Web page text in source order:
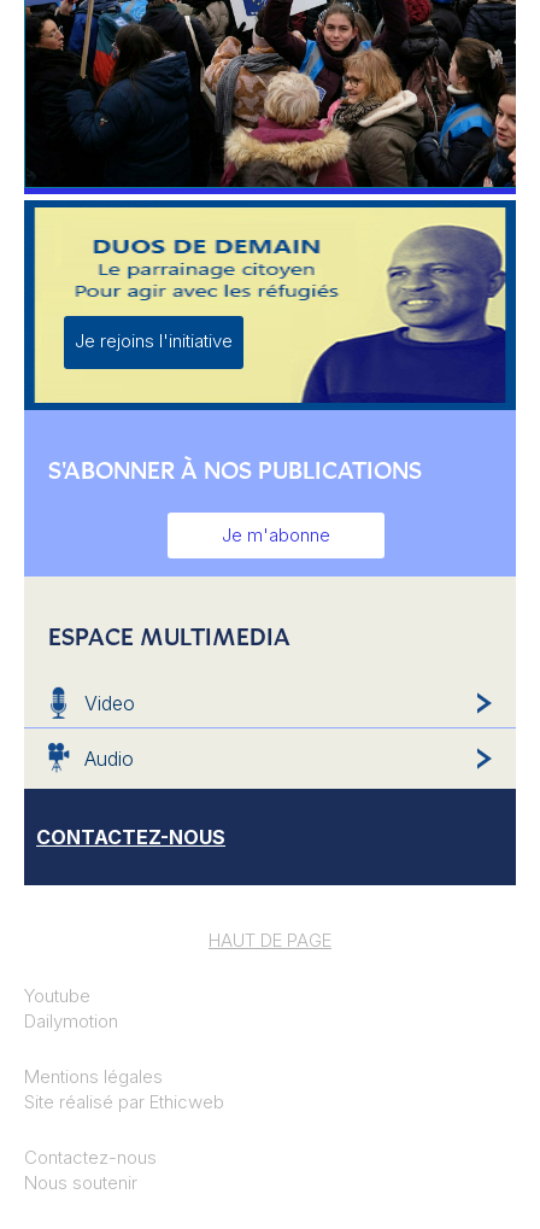
Je rejoins l'initiative
S'ABONNER À NOS PUBLICATIONS
Je m'abonne
ESPACE MULTIMEDIA
Video
Audio
CONTACTEZ-NOUS
HAUT DE PAGE
Youtube
Dailymotion
Mentions légales
Site réalisé par Ethicweb
Contactez-nous
Nous soutenir